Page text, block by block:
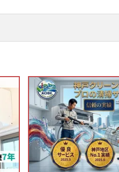
のが、プロのエアコンクリーニング
の条件にあったプロに出会ってくだ
写真・日程・料金からあなたにあっ
見つかります。
まれるエアコンクリーニングの作業
高圧洗浄 / 外装カバー / フィン（熱
/ フィルター / ドレンパン / 作業場
務用タイプと家庭用タイプは共通
ください。